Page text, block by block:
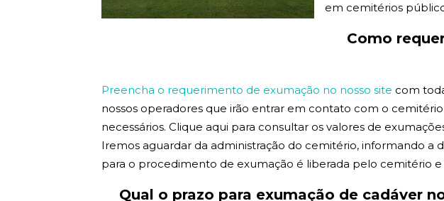
em cemitérios
Como
Preencha o requerimento de exumação no nosso site com
nossos operadores que irão entrar em contato com o
necessários. Clique aqui para consultar os valores de
Iremos aguardar da administração do cemitério, informando a
para o procedimento de exumação é liberada pelo cemitério
Qual o prazo para exumação de cadáver